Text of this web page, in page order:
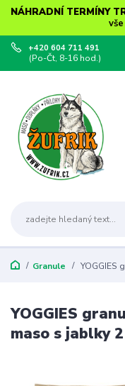
NÁHRADNÍ TERMÍNY
+420 604 711 491
(Po-Čt, 8-16 hod.)
Granule YOGGIES
YOGGIES
maso s jablky